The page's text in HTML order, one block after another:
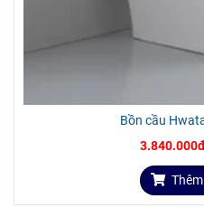
Bồn cầu